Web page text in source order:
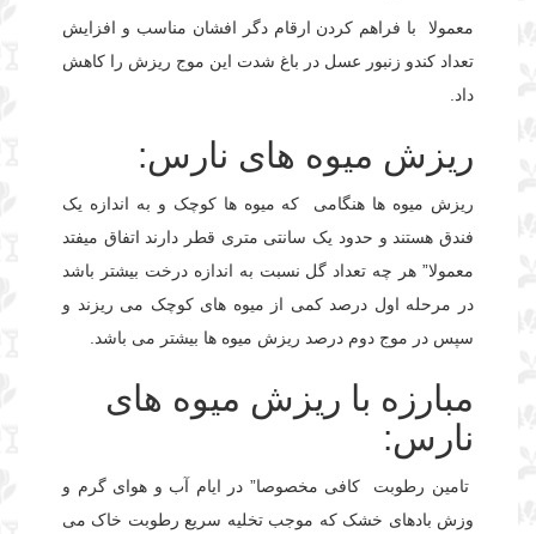
معمولا با فراهم کردن ارقام دگر افشان مناسب و افزایش
تعداد کندو زنبور عسل در باغ شدت این موج ریزش را کاهش
داد.
ریزش میوه های نارس:
ریزش میوه ها هنگامی که میوه ها کوچک و به اندازه یک
فندق هستند و حدود یک سانتی متری قطر دارند اتفاق میفتد
معمولا” هر چه تعداد گل نسبت به اندازه درخت بیشتر باشد
در مرحله اول درصد کمی از میوه های کوچک می ریزند و
سپس در موج دوم درصد ریزش میوه ها بیشتر می باشد.
مبارزه با ریزش میوه های
نارس:
تامین رطوبت کافی مخصوصا” در ایام آب و هوای گرم و
وزش بادهای خشک که موجب تخلیه سریع رطوبت خاک می